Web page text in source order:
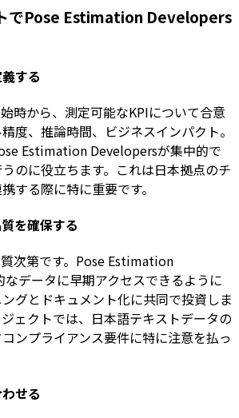
でPose Estimation Developers
する
時から、測定可能なKPIについて合意
度、推論時間、ビジネスインパクト。
Estimation Developersが集中的で
のに役立ちます。これは日本拠点のチ
する際に特に重要です。
を確保する
次第です。Pose Estimation
データに早期アクセスできるように
グとドキュメント化に共同で投資しま
ェクトでは、日本語テキストデータの
ンプライアンス要件に特に注意を払っ
せる